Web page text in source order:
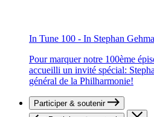
In Tune 100 - In Stephan
Pour marquer notre 100ème
accueilli un invité spécial:
général de la Philharmonie!
Participer & soutenir